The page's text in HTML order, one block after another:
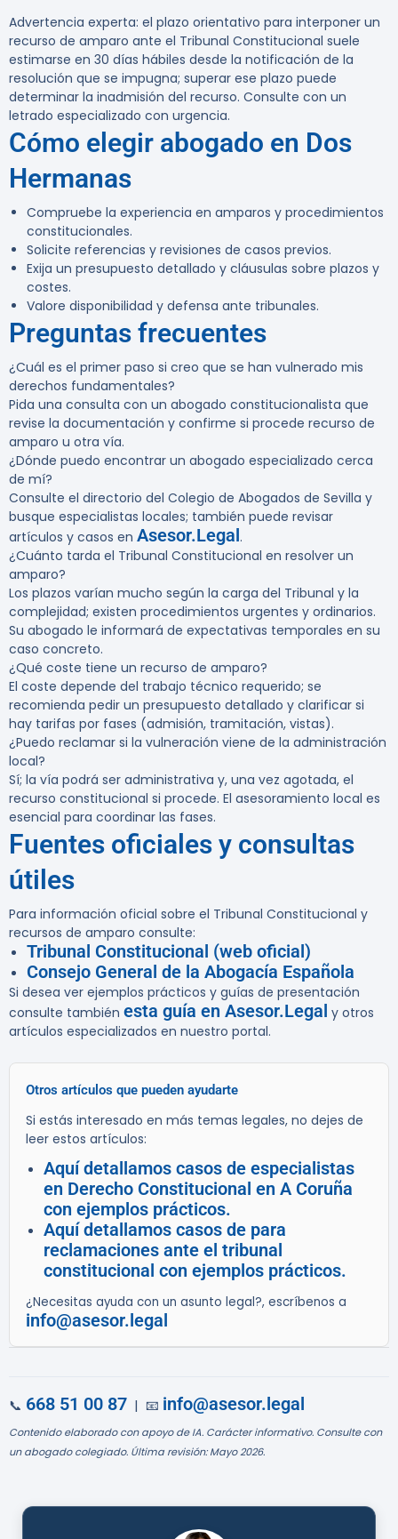
Advertencia experta: el plazo orientativo para interponer un
recurso de amparo ante el Tribunal Constitucional suele
estimarse en 30 días hábiles desde la notificación de la
resolución que se impugna; superar ese plazo puede
determinar la inadmisión del recurso. Consulte con un
letrado especializado con urgencia.
Cómo elegir abogado en Dos
Hermanas
Compruebe la experiencia en amparos y procedimientos
constitucionales.
Solicite referencias y revisiones de casos previos.
Exija un presupuesto detallado y cláusulas sobre plazos y
costes.
Valore disponibilidad y defensa ante tribunales.
Preguntas frecuentes
¿Cuál es el primer paso si creo que se han vulnerado mis
derechos fundamentales?
Pida una consulta con un abogado constitucionalista que
revise la documentación y confirme si procede recurso de
amparo u otra vía.
¿Dónde puedo encontrar un abogado especializado cerca
de mí?
Consulte el directorio del Colegio de Abogados de Sevilla y
busque especialistas locales; también puede revisar
artículos y casos en Asesor.Legal.
¿Cuánto tarda el Tribunal Constitucional en resolver un
amparo?
Los plazos varían mucho según la carga del Tribunal y la
complejidad; existen procedimientos urgentes y ordinarios.
Su abogado le informará de expectativas temporales en su
caso concreto.
¿Qué coste tiene un recurso de amparo?
El coste depende del trabajo técnico requerido; se
recomienda pedir un presupuesto detallado y clarificar si
hay tarifas por fases (admisión, tramitación, vistas).
¿Puedo reclamar si la vulneración viene de la administración
local?
Sí; la vía podrá ser administrativa y, una vez agotada, el
recurso constitucional si procede. El asesoramiento local es
esencial para coordinar las fases.
Fuentes oficiales y consultas
útiles
Para información oficial sobre el Tribunal Constitucional y
recursos de amparo consulte:
Tribunal Constitucional (web oficial)
Consejo General de la Abogacía Española
Si desea ver ejemplos prácticos y guías de presentación
consulte también esta guía en Asesor.Legal y otros
artículos especializados en nuestro portal.
Otros artículos que pueden ayudarte
Si estás interesado en más temas legales, no dejes de
leer estos artículos:
Aquí detallamos casos de especialistas
en Derecho Constitucional en A Coruña
con ejemplos prácticos.
Aquí detallamos casos de para
reclamaciones ante el tribunal
constitucional con ejemplos prácticos.
¿Necesitas ayuda con un asunto legal?, escríbenos a
info@asesor.legal
📞 668 51 00 87 | 📧 info@asesor.legal
Contenido elaborado con apoyo de IA. Carácter informativo. Consulte con
un abogado colegiado. Última revisión: Mayo 2026.